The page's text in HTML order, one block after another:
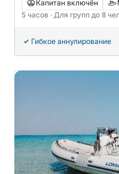
отдыха.
Капитан включён
5 часов · Для групп до 8
Гибкое аннулирование